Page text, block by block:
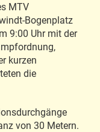
MTV
Bogenplatz
9:00 Uhr mit der
kurzen
die
von 30 Metern.